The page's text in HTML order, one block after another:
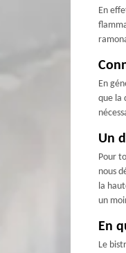
En
En
que la
Un
Pour
nous
la
un
En
Le